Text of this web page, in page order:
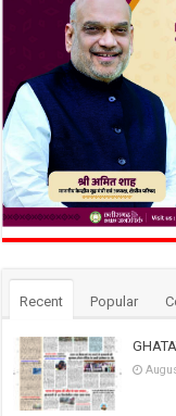
Recent Popular